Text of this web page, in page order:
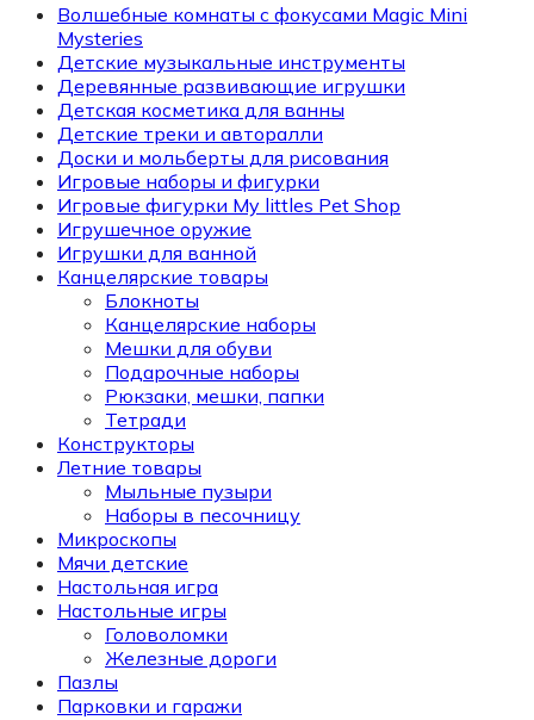
Волшебные комнаты с фокусами Magic Mini
Mysteries
Детские музыкальные инструменты
Деревянные развивающие игрушки
Детская косметика для ванны
Детские треки и авторалли
Доски и мольберты для рисования
Игровые наборы и фигурки
Игровые фигурки My littles Pet Shop
Игрушечное оружие
Игрушки для ванной
Канцелярские товары
Блокноты
Канцелярские наборы
Мешки для обуви
Подарочные наборы
Рюкзаки, мешки, папки
Тетради
Конструкторы
Летние товары
Мыльные пузыри
Наборы в песочницу
Микроскопы
Мячи детские
Настольная игра
Настольные игры
Головоломки
Железные дороги
Пазлы
Парковки и гаражи